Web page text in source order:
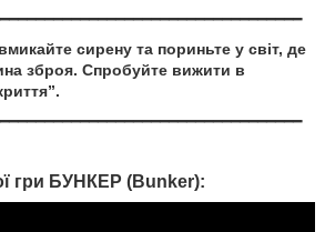
сирену та пориньте у світ, де
зброя. Спробуйте вижити в
гри БУНКЕР (Bunker):